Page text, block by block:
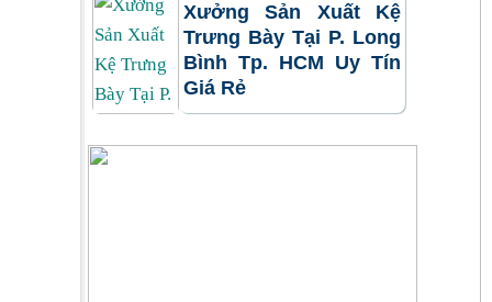
Xưởng Sản Xuất Kệ
Trưng Bày Tại P. Long
Bình Tp. HCM Uy Tín
Giá Rẻ